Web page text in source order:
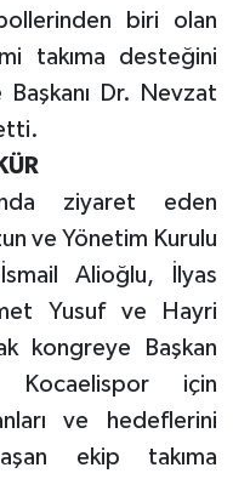
biri olan
takıma desteğini
Dr. Nevzat
ziyaret eden
ve Yönetim Kurulu
Alioğlu, İlyas
Yusuf ve Hayri
kongreye Başkan
için
ve hedeflerini
ekip takıma